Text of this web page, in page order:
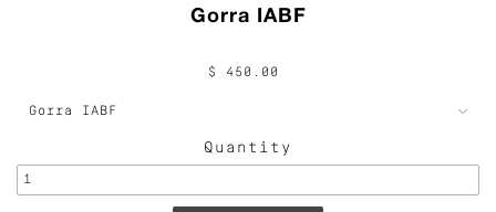
Gorra IABF
$ 450.00
Quantity